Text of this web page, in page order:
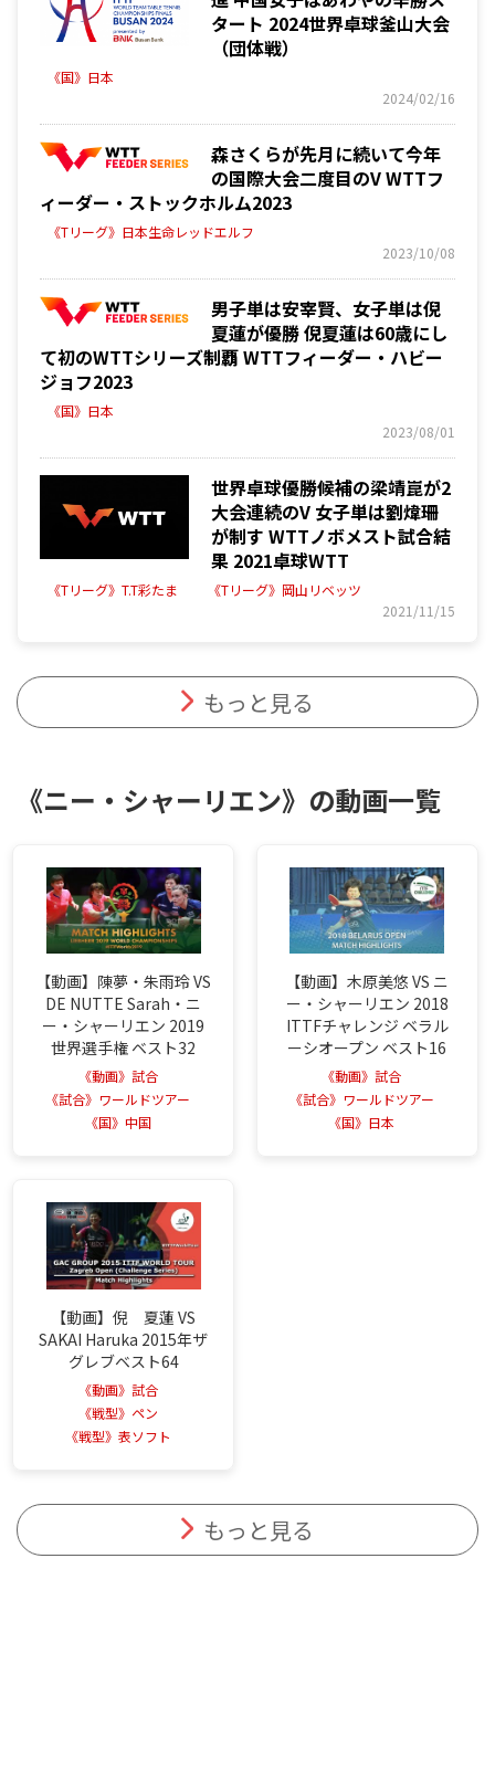
タート 2024世界卓球釜山大会
（団体戦）
《国》日本
2024/02/16
森さくらが先月に続いて今年
の国際大会二度目のV WTTフ
ィーダー・ストックホルム2023
《Tリーグ》日本生命レッドエルフ
2023/10/08
男子単は安宰賢、女子単は倪
夏蓮が優勝 倪夏蓮は60歳にし
て初のWTTシリーズ制覇 WTTフィーダー・ハビー
ジョフ2023
《国》日本
2023/08/01
世界卓球優勝候補の梁靖崑が2
大会連続のV 女子単は劉煒珊
が制す WTTノボメスト試合結
果 2021卓球WTT
《Tリーグ》T.T彩たま
《Tリーグ》岡山リベッツ
2021/11/15
もっと見る
《ニー・シャーリエン》の動画一覧
【動画】陳夢・朱雨玲 VS
DE NUTTE Sarah・ニ
ー・シャーリエン 2019
世界選手権 ベスト32
《動画》試合
《試合》ワールドツアー
《国》中国
【動画】木原美悠 VS ニ
ー・シャーリエン 2018
ITTFチャレンジ ベラル
ーシオープン ベスト16
《動画》試合
《試合》ワールドツアー
《国》日本
【動画】倪 夏蓮 VS
SAKAI Haruka 2015年ザ
グレブベスト64
《動画》試合
《戦型》ペン
《戦型》表ソフト
もっと見る